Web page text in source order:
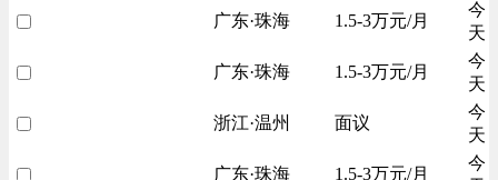
广东·珠海 1.5-3万元/月
今
天
广东·珠海 1.5-3万元/月
今
天
浙江·温州 面议
今
天
广东·珠海 1.5-3万元/月
今